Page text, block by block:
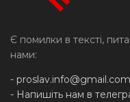
Є помилки в тексті,
нами:
- proslav.info@gmail.com
- Напишіть нам в